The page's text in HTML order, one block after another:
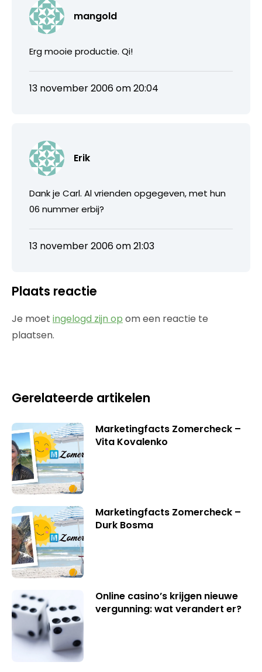
mangold
Erg mooie productie. Qi!
13 november 2006 om 20:04
Erik
Dank je Carl. Al vrienden opgegeven, met hun
06 nummer erbij?
13 november 2006 om 21:03
Plaats reactie
Je moet ingelogd zijn op om een reactie te
plaatsen.
Gerelateerde artikelen
Marketingfacts Zomercheck –
Vita Kovalenko
Marketingfacts Zomercheck –
Durk Bosma
Online casino’s krijgen nieuwe
vergunning: wat verandert er?